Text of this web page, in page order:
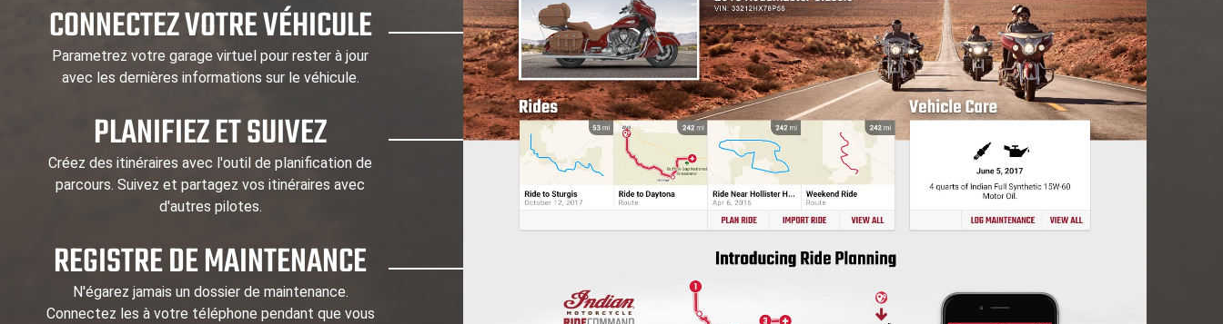
CONNECTEZ VOTRE VÉHICULE
Parametrez votre garage virtuel pour rester à jour
avec les dernières informations sur le véhicule.
PLANIFIEZ ET SUIVEZ
Créez des itinéraires avec l'outil de planification de
parcours. Suivez et partagez vos itinéraires avec
d'autres pilotes.
REGISTRE DE MAINTENANCE
N'égarez jamais un dossier de maintenance.
Connectez les à votre téléphone pendant que vous